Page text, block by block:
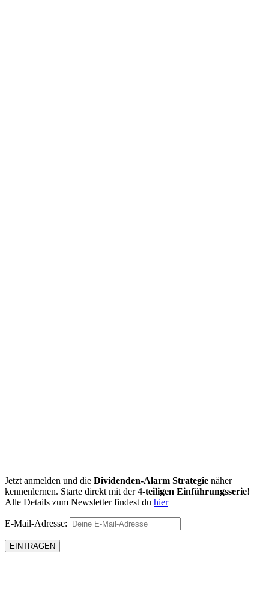
Jetzt anmelden und die Dividenden-Alarm Strategie näher
kennenlernen. Starte direkt mit der4-teiligen Einführungsserie!
Alle Details zum Newsletter findest du hier
E-Mail-Adresse: